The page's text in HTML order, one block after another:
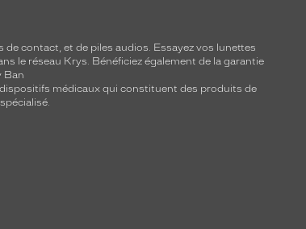
de contact, et de piles audios. Essayez vos lunettes
le réseau Krys. Bénéficiez également de la garantie
Ban
médicaux qui constituent des produits de